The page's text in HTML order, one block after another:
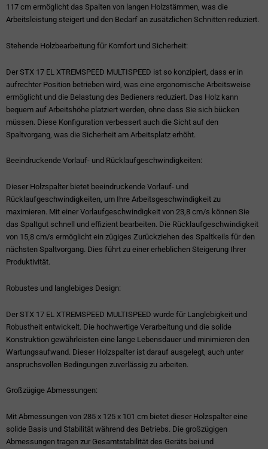
117 cm ermöglicht das Spalten von langen Holzstämmen, was die
Arbeitsleistung steigert und den Bedarf an zusätzlichen Schnitten reduziert.
Stehende Holzbearbeitung für Komfort und Sicherheit:
Der STX 17 EL XTREMSPEED MULTISPEED ist so konzipiert, dass er in
aufrechter Position betrieben wird, was eine ergonomische Arbeitsweise
ermöglicht und die Belastung des Bedieners reduziert. Das Holz kann
bequem auf Arbeitshöhe platziert werden, ohne dass Sie sich bücken
müssen. Diese Konfiguration verbessert auch die Sicht auf den
Spaltvorgang, was die Sicherheit am Arbeitsplatz erhöht.
Beeindruckende Vorlauf- und Rücklaufgeschwindigkeiten:
Dieser Holzspalter bietet beeindruckende Vorlauf- und
Rücklaufgeschwindigkeiten, um Ihre Arbeitsgeschwindigkeit zu
maximieren. Mit einer Vorlaufgeschwindigkeit von 23,8 cm/s können Sie
das Spaltgut schnell und effizient bearbeiten. Die Rücklaufgeschwindigkeit
von 15,8 cm/s ermöglicht ein zügiges Zurückziehen des Spaltkeils für den
nächsten Spaltvorgang. Dies führt zu einer erheblichen Steigerung Ihrer
Produktivität.
Robustes und langlebiges Design:
Der STX 17 EL XTREMSPEED MULTISPEED wurde für Langlebigkeit und
Robustheit entwickelt. Die hochwertige Verarbeitung und die solide
Konstruktion gewährleisten eine lange Lebensdauer und minimieren den
Wartungsaufwand. Dieser Holzspalter ist darauf ausgelegt, auch unter
anspruchsvollen Bedingungen zuverlässig zu arbeiten.
Großzügige Abmessungen:
Mit Abmessungen von 285 x 125 x 101 cm bietet dieser Holzspalter eine
solide Basis und Stabilität während des Betriebs. Die großzügigen
Abmessungen tragen zur Gesamtstabilität des Geräts bei und